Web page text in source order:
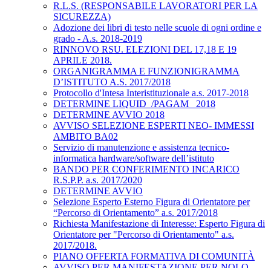
R.L.S. (RESPONSABILE LAVORATORI PER LA
SICUREZZA)
Adozione dei libri di testo nelle scuole di ogni ordine e
grado - A.s. 2018-2019
RINNOVO RSU. ELEZIONI DEL 17,18 E 19
APRILE 2018.
ORGANIGRAMMA E FUNZIONIGRAMMA
D’ISTITUTO A.S. 2017/2018
Protocollo d'Intesa Interistituzionale a.s. 2017-2018
DETERMINE LIQUID_/PAGAM_ 2018
DETERMINE AVVIO 2018
AVVISO SELEZIONE ESPERTI NEO- IMMESSI
AMBITO BA02
Servizio di manutenzione e assistenza tecnico-
informatica hardware/software dell’istituto
BANDO PER CONFERIMENTO INCARICO
R.S.P.P. a.s. 2017/2020
DETERMINE AVVIO
Selezione Esperto Esterno Figura di Orientatore per
“Percorso di Orientamento” a.s. 2017/2018
Richiesta Manifestazione di Interesse: Esperto Figura di
Orientatore per "Percorso di Orientamento" a.s.
2017/2018.
PIANO OFFERTA FORMATIVA DI COMUNITÀ